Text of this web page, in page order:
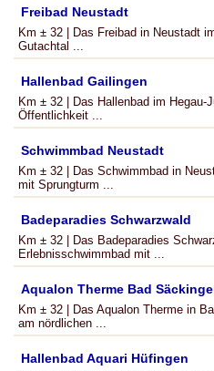
Freibad Neustadt
Km ± 32 | Das Freibad in Neustadt
Gutachtal ...
Hallenbad Gailingen
Km ± 32 | Das Hallenbad im Hegau-
Öffentlichkeit ...
Schwimmbad Neustadt
Km ± 32 | Das Schwimmbad in
mit Sprungturm ...
Badeparadies Schwarzwald
Km ± 32 | Das Badeparadies
Erlebnisschwimmbad mit ...
Aqualon Therme Bad
Km ± 32 | Das Aqualon Therme in
am nördlichen ...
Hallenbad Aquari Hüfingen